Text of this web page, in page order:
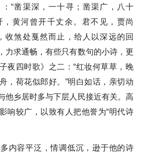
“凿渠深，一十寻；凿渠广，八十
黄河曾开千丈余。君不见，贾尚
收煞处戛然而止，给人以深远的回
力求通畅，有些只有数句的小诗，更
夜四时歌》之二：“红妆何草草，晚
，荷花似郎好。”明白如话，亲切动
他乡居时多与下层人民接近有关。高
响较广，以致有人把他誉为“明代诗
容平泛，情调低沉，逊于他的诗